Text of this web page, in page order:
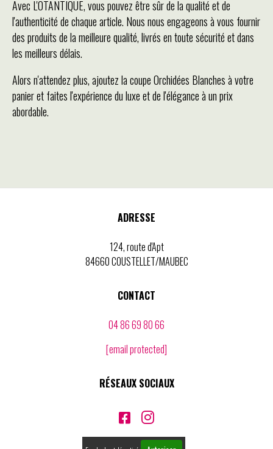
Avec L'OTANTIQUE, vous pouvez être sûr de la qualité et de
l'authenticité de chaque article. Nous nous engageons à vous fournir
des produits de la meilleure qualité, livrés en toute sécurité et dans
les meilleurs délais.
Alors n'attendez plus, ajoutez la coupe Orchidées Blanches à votre
panier et faites l'expérience du luxe et de l'élégance à un prix
abordable.
ADRESSE
124, route d'Apt
84660 COUSTELLET/MAUBEC
CONTACT
04 86 69 80 66
[email protected]
RÉSEAUX SOCIAUX
 